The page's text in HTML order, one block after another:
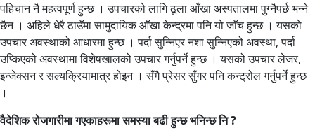
पहिचान नै महत्वपूर्ण हुन्छ । उपचारको लागि ठूला आँखा अस्पतालमा पुग्नैपर्छ भन्ने
छैन । अहिले धेरै ठाउँमा सामुदायिक आँखा केन्द्रमा पनि यो जाँच हुन्छ । यसको
उपचार अवस्थाको आधारमा हुन्छ । पर्दा सुन्निएर नशा सुन्निएको अवस्था, पर्दा
उप्किएको अवस्थामा विशेषखालको उपचार गर्नुपर्ने हुन्छ । यसको उपचार लेजर,
इन्जेक्सन र सल्यक्रियामात्र होइन । सँगै प्रेसर सुँगर पनि कन्ट्रोल गर्नुपर्ने हुन्छ
।
वैदेशिक रोजगारीमा गएकाहरूमा समस्या बढी हुन्छ भनिन्छ नि ?